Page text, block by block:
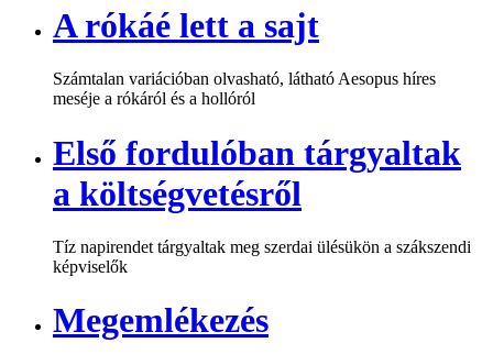
A rókáé lett a sajt
Számtalan variációban olvasható, látható Aesopus híres
meséje a rókáról és a hollóról
Első fordulóban tárgyaltak
a költségvetésről
Tíz napirendet tárgyaltak meg szerdai ülésükön a szákszendi
képviselők
Megemlékezés